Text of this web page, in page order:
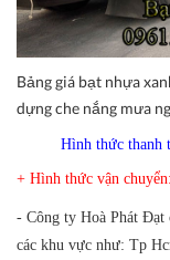
Bảng giá bạt nhựa
dựng che nắng mưa
Hình thức thanh
+ Hình thức vận chuyển:
- Công ty Hoà Phát Đạt
các khu vực như: Tp